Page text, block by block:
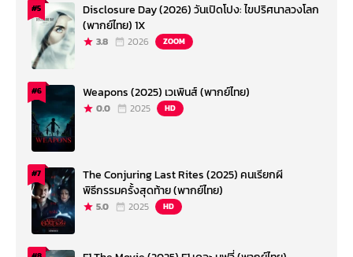
#5
Disclosure Day (2026) วันเปิดโปง: ไขปริศนาลวงโลก
(พากย์ไทย) 1X
3.8 2026 ZOOM
#6 Weapons (2025) เวเพินส์ (พากย์ไทย)
0.0 2025 HD
#7
The Conjuring Last Rites (2025) คนเรียกผี
พิธีกรรมครั้งสุดท้าย (พากย์ไทย)
5.0 2025 HD